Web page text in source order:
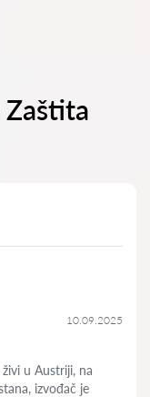
Zaštita
10.09.2025
u Austriji, na
izvođač je